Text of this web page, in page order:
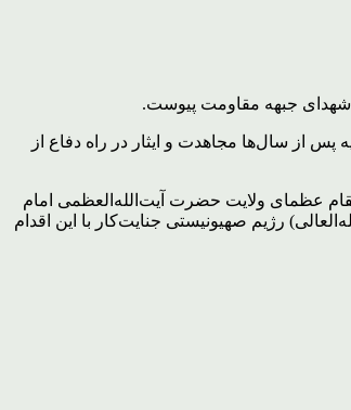
شهدای جبهه مقاومت پیوست.
از سال‌ها مجاهدت و ایثار در راه دفاع از
عظمای ولایت حضرت آیت‌الله‌العظمی امام
رژیم صهیونیستی جنایت‌کار با این اقدام